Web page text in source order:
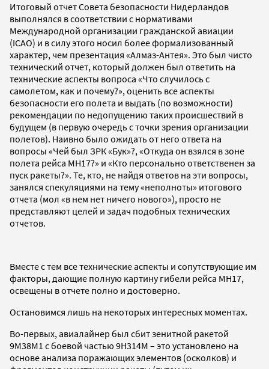
Итоговый отчет Совета безопасности Нидерландов
выполнялся в соответствии с нормативами
Международной организации гражданской авиации
(ICAO) и в силу этого носил более формализованный
характер, чем презентация «Алмаз-Антея». Это был чисто
технический отчет, который должен был ответить на
технические аспекты вопроса «Что случилось с
самолетом, как и почему?», оценить все аспекты
безопасности его полета и выдать (по возможности)
рекомендации по недопущению таких происшествий в
будущем (в первую очередь с точки зрения организации
полетов). Наивно было ожидать от него ответа на
вопросы «Чей был ЗРК «Бук»?, «Откуда он взялся в зоне
полета рейса МН17?» и «Кто персонально ответственен за
пуск ракеты?». Те, кто, не найдя ответов на эти вопросы,
занялся спекуляциями на тему «неполноты» итогового
отчета (мол «в нем нет ничего нового»), просто не
представляют целей и задач подобных технических
отчетов.
Вместе с тем все технические аспекты и сопутствующие им
факторы, дающие полную картину гибели рейса МН17,
освещены в отчете полно и достоверно.
Остановимся лишь на некоторых интересных моментах.
Во-первых, авиалайнер был сбит зенитной ракетой
9М38М1 с боевой частью 9Н314М – это установлено на
основе анализа поражающих элементов (осколков) и